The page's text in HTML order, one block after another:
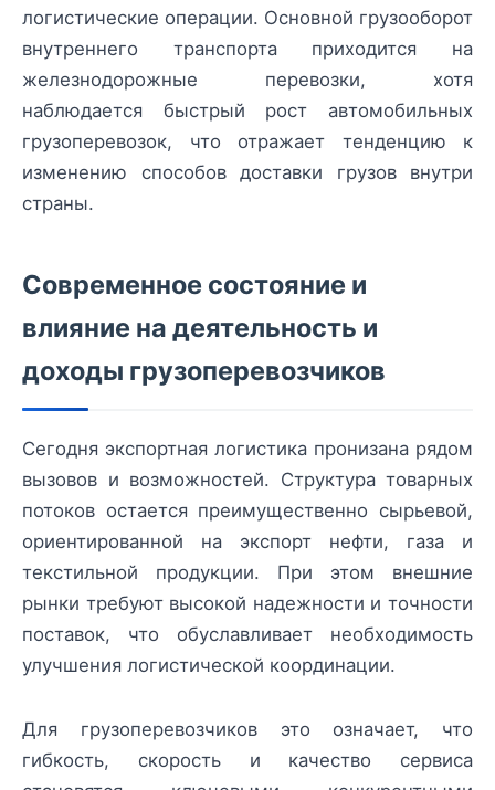
логистические операции. Основной грузооборот
внутреннего транспорта приходится на
железнодорожные перевозки, хотя
наблюдается быстрый рост автомобильных
грузоперевозок, что отражает тенденцию к
изменению способов доставки грузов внутри
страны.
Современное состояние и
влияние на деятельность и
доходы грузоперевозчиков
Сегодня экспортная логистика пронизана рядом
вызовов и возможностей. Структура товарных
потоков остается преимущественно сырьевой,
ориентированной на экспорт нефти, газа и
текстильной продукции. При этом внешние
рынки требуют высокой надежности и точности
поставок, что обуславливает необходимость
улучшения логистической координации.
Для грузоперевозчиков это означает, что
гибкость, скорость и качество сервиса